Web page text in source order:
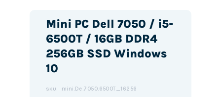
Mini PC Dell 7050 / i5-
6500T / 16GB DDR4
256GB SSD Windows
10
SKU: mini.De.7050.6500T_16256